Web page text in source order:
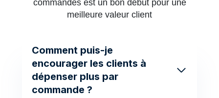
commandes est un bon début pour une
meilleure valeur client
Comment puis-je
encourager les clients à
dépenser plus par
commande ?